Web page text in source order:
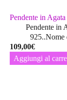
Pendente in
Pendente in
925..Nome
109,00€
Aggiungi al